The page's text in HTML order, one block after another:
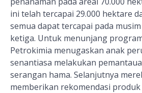
ini telah tercapai 29.000 hektare
semua dapat tercapai pada
ketiga. Untuk menunjang program
Petrokimia menugaskan anak
senantiasa melakukan
serangan hama. Selanjutnya
memberikan rekomendasi